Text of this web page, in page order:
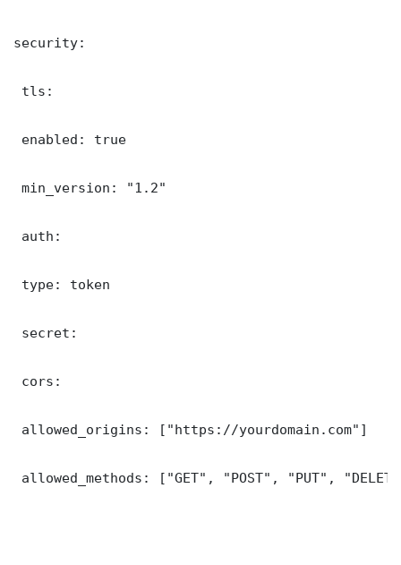
security:
tls:
enabled: true
min_version: "1.2"
auth:
type: token
secret:
cors:
allowed_origins: ["https://yourdomain.com"]
allowed_methods: ["GET", "POST", "PUT",